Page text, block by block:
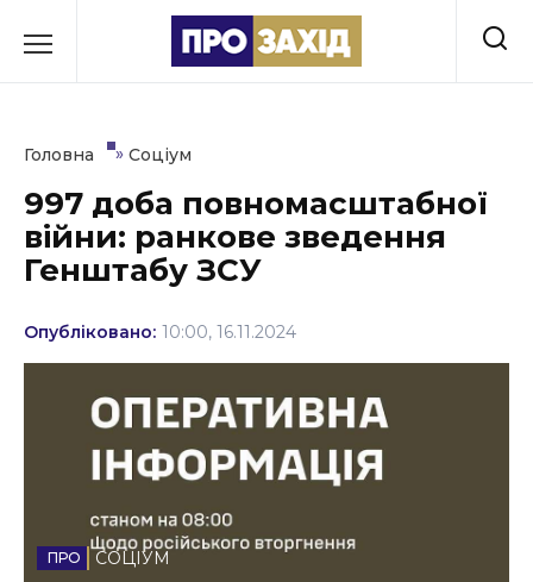
до
Культура
Освіта
Події
Політика
Соціум
Стиль життя
Головна » Соціум
997 доба повномасштабної
війни: ранкове зведення
Генштабу ЗСУ
Опубліковано: 10:00, 16.11.2024
СОЦІУМ